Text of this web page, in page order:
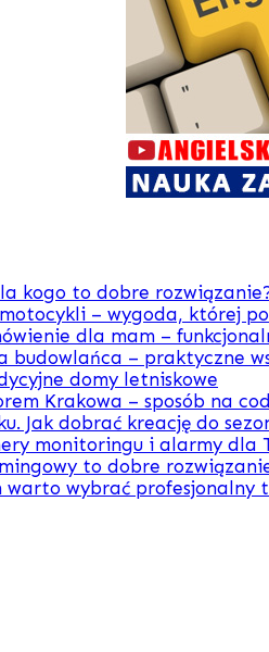
kogo to dobre
– wygoda, której
dla mam –
budowlańca – praktyczne
domy letniskowe
Krakowa – sposób na
Jak dobrać kreację do
monitoringu i alarmy dla
to dobre
warto wybrać